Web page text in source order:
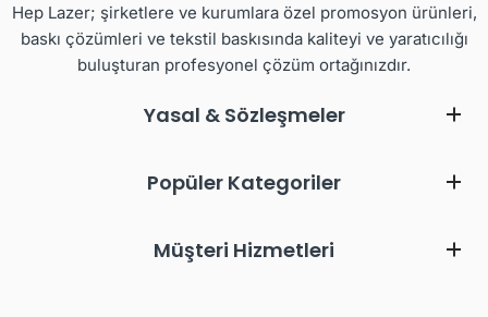
Hep Lazer; şirketlere ve kurumlara özel promosyon ürünleri,
baskı çözümleri ve tekstil baskısında kaliteyi ve yaratıcılığı
buluşturan profesyonel çözüm ortağınızdır.
Yasal & Sözleşmeler
Popüler Kategoriler
Müşteri Hizmetleri